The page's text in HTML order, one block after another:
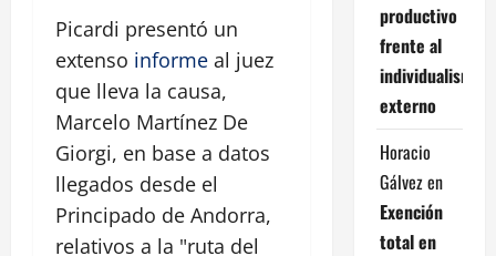
Picardi presentó un
extenso informe al juez
que lleva la causa,
Marcelo Martínez De
Giorgi, en base a datos
llegados desde el
Principado de Andorra,
relativos a la "ruta del
productivo
frente al
individualismo
externo
Horacio
Gálvezen
Exención
total en